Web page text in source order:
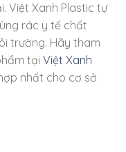
Việt Xanh Plastic tự
rác y tế chất
trường. Hãy tham
tại Việt Xanh
nhất cho cơ sở